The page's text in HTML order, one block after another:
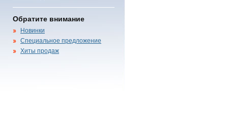
Обратите внимание
Новинки
Специальное предложение
Хиты продаж